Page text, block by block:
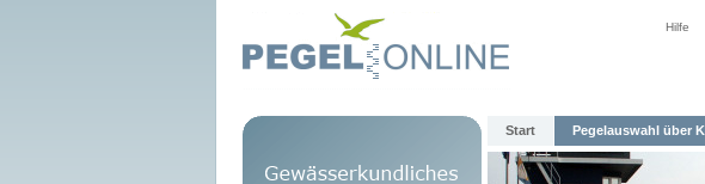
Hilfe
Start Pegelauswahl über